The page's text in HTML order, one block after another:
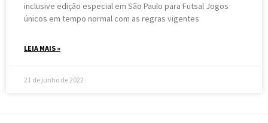
inclusive edição especial em São Paulo para Futsal Jogos
únicos em tempo normal com as regras vigentes
LEIA MAIS »
21 de junho de 2022